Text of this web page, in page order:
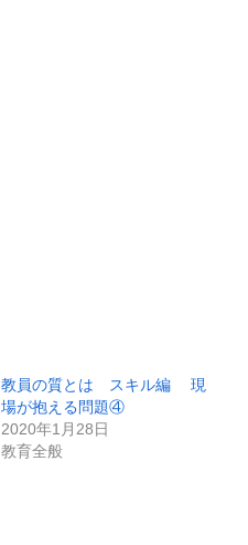
教員の質とは スキル編 現
場が抱える問題④
2020年1月28日
教育全般